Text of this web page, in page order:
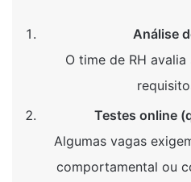
Análise
O time de RH
Testes online
Algumas vagas
comportamental ou